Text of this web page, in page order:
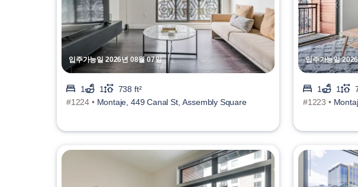
입주가능일 2026년 08월 07일
1 1
738 ft²
#1224 • Montaje, 449 Canal St, Assembly Square
입주가능일
1 1
#1223 •